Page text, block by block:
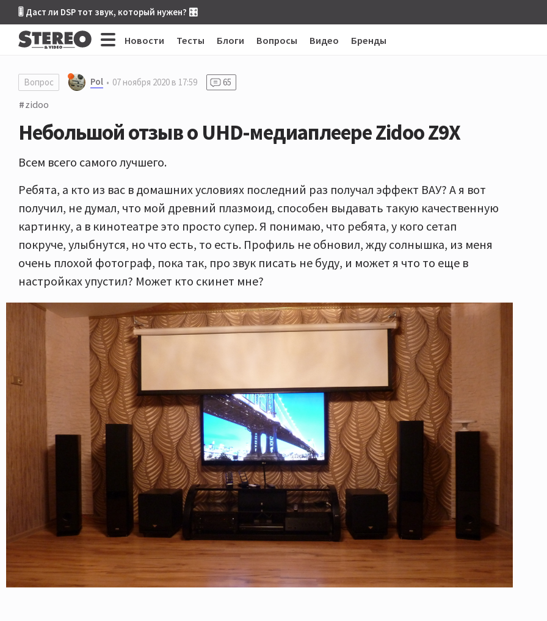
🎚 Даст ли DSP тот звук, который нужен? 🎛
Новости Тесты Блоги Вопросы Видео Бренды
Вопрос Pol 07 ноября 2020 в 17:59 65
zidoo
Небольшой отзыв о UHD-медиаплеере Zidoo Z9X
Всем всего самого лучшего.
Ребята, а кто из вас в домашних условиях последний раз получал эффект ВАУ? А я вот
получил, не думал, что мой древний плазмоид, способен выдавать такую качественную
картинку, а в кинотеатре это просто супер. Я понимаю, что ребята, у кого сетап
покруче, улыбнутся, но что есть, то есть. Профиль не обновил, жду солнышка, из меня
очень плохой фотограф, пока так, про звук писать не буду, и может я что то еще в
настройках упустил? Может кто скинет мне?